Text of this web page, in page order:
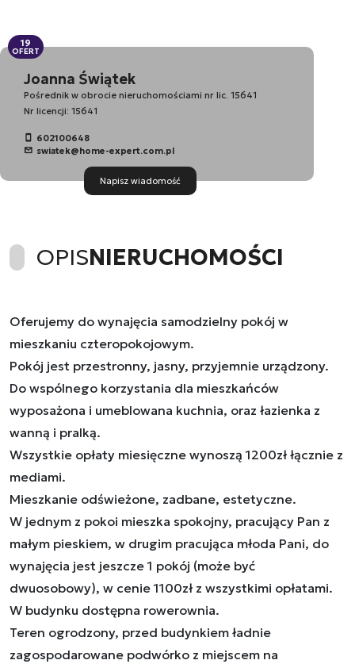
Joanna Świątek
Pośrednik w obrocie nieruchomościami nr lic. 15641
Nr licencji: 15641
602100648
swiatek@home-expert.com.pl
Napisz wiadomość
19
OFERT
OPISNIERUCHOMOŚCI
Oferujemy do wynajęcia samodzielny pokój w
mieszkaniu czteropokojowym.
Pokój jest przestronny, jasny, przyjemnie urządzony.
Do wspólnego korzystania dla mieszkańców
wyposażona i umeblowana kuchnia, oraz łazienka z
wanną i pralką.
Wszystkie opłaty miesięczne wynoszą 1200zł łącznie z
mediami.
Mieszkanie odświeżone, zadbane, estetyczne.
W jednym z pokoi mieszka spokojny, pracujący Pan z
małym pieskiem, w drugim pracująca młoda Pani, do
wynajęcia jest jeszcze 1 pokój (może być
dwuosobowy), w cenie 1100zł z wszystkimi opłatami.
W budynku dostępna rowerownia.
Teren ogrodzony, przed budynkiem ładnie
zagospodarowane podwórko z miejscem na